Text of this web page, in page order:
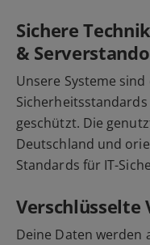
Sichere
&
Unsere Systeme
geschützt. Die
Deutschland und
Standards für IT-
Verschlüsselte
Deine Daten werden